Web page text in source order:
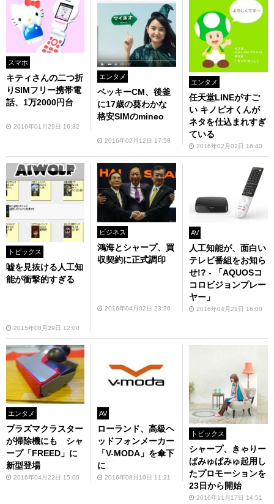
スマホ
キティさんの二つ折
りSIMフリー携帯電
話、1万2000円台
2016年01月29日 16:32
エンタメ
ベッキーCM、後釜
に17歳の葵わかな
格安SIMのmineo
2016年02月12日 17:58
エンタメ
任天堂LINEがすご
い キノピオくんが
ネタを仕込まれすぎ
ている
2016年02月02日 16:40
トピックス
嘘を見抜ける人工知
能が衝撃的すぎる
2015年08月29日 12:00
ビジネス
鴻海とシャープ、買
収契約に正式調印
2016年04月02日 23:30
AV
人工知能が、面白い
テレビ番組をお知ら
せ!? - 「AQUOSコ
コロビジョンプレー
ヤー」
2016年04月21日 16:00
エンタメ
プラズマクラスター
が掃除機にも シャ
ープ「FREED」に
新型登場
2016年04月22日 15:00
AV
ローランド、高級ヘ
ッドフォンメーカー
「V-MODA」を傘下
に
2016年08月10日 11:21
トピックス
シャープ、きゃりー
ぱみゅぱみゅ起用し
たプロモーションを
23日から開始
2016年11月17日 14:51